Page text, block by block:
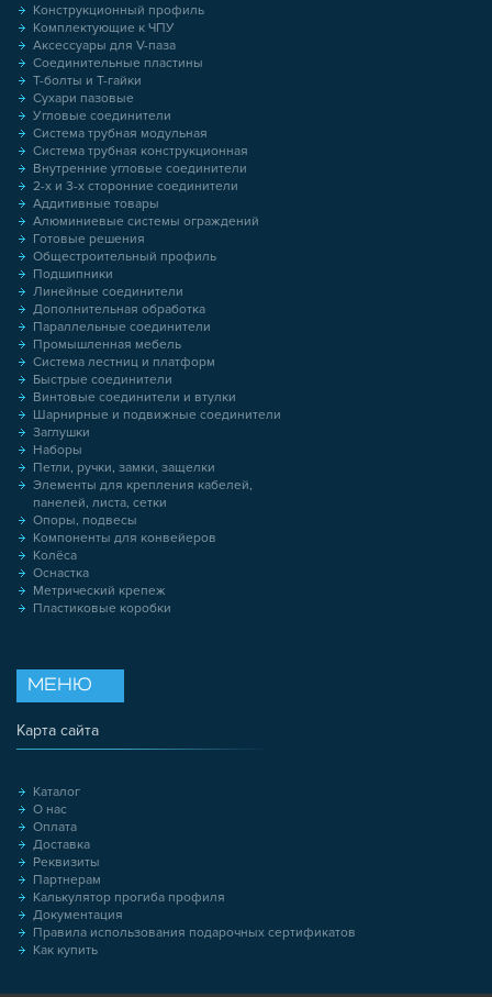
Конструкционный профиль
Комплектующие к ЧПУ
Аксессуары для V-паза
Соединительные пластины
Т-болты и Т-гайки
Сухари пазовые
Угловые соединители
Система трубная модульная
Система трубная конструкционная
Внутренние угловые соединители
2-х и 3-х сторонние соединители
Аддитивные товары
Алюминиевые системы ограждений
Готовые решения
Общестроительный профиль
Подшипники
Линейные соединители
Дополнительная обработка
Параллельные соединители
Промышленная мебель
Система лестниц и платформ
Быстрые соединители
Винтовые соединители и втулки
Шарнирные и подвижные соединители
Заглушки
Наборы
Петли, ручки, замки, защелки
Элементы для крепления кабелей,
панелей, листа, сетки
Опоры, подвесы
Компоненты для конвейеров
Колёса
Оснастка
Метрический крепеж
Пластиковые коробки
МЕНЮ
Карта сайта
Каталог
О нас
Оплата
Доставка
Реквизиты
Партнерам
Калькулятор прогиба профиля
Документация
Правила использования подарочных сертификатов
Как купить